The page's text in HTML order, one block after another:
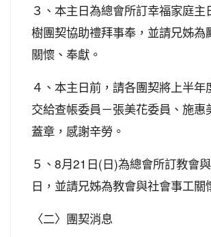
３、本主日為總會所訂幸福家庭主
樹團契協助禮拜事奉，並請兄姊為
關懷、奉獻。
４、本主日前，請各團契將上半年
交給查帳委員－張美花委員、施惠
蓋章，感謝辛勞。
５、8月21日(日)為總會所訂教會
日，並請兄姊為教會與社會事工關
〈二〉團契消息